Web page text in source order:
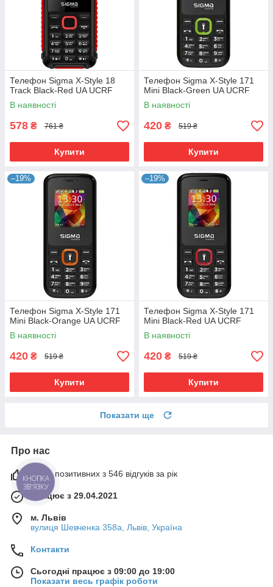
Телефон Sigma X-Style 18
Track Black-Red UA UCRF
В наявності
578 ₴ 761 ₴
Купити
Телефон Sigma X-Style 171
Mini Black-Green UA UCRF
В наявності
420 ₴ 519 ₴
Купити
–19%
Телефон Sigma X-Style 171
Mini Black-Orange UA UCRF
В наявності
420 ₴ 519 ₴
Купити
–19%
Телефон Sigma X-Style 171
Mini Black-Red UA UCRF
В наявності
420 ₴ 519 ₴
Купити
Показати ще
Про нас
100% позитивних з 546 відгуків за рік
Працює з 29.04.2021
м. Львів
вулиця Шевченка 358а, Львів, Україна
Контакти
Сьогодні працює з 09:00 до 19:00
Показати весь графік роботи
КНОПКА
ЗВ'ЯЗКУ